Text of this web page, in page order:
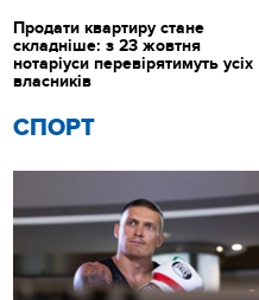
СПОРТ
Продати квартиру стане
складніше: з 23 жовтня
нотаріуси перевірятимуть усіх
власників